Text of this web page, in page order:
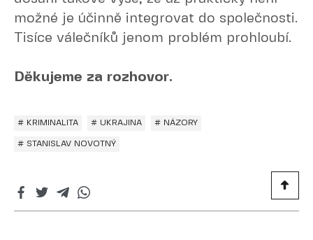
možné je účinně integrovat do společnosti.
Tisíce válečníků jenom problém prohloubí.
Děkujeme za rozhovor.
# KRIMINALITA # UKRAJINA # NÁZORY
# STANISLAV NOVOTNÝ